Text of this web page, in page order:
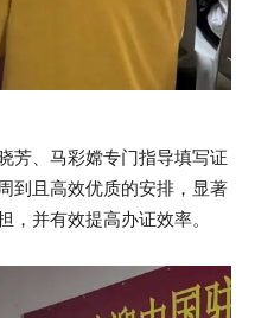
芳、马彩嫦专门指导填写证
到且高效优质的安排，显著
并有效提高办证效率。